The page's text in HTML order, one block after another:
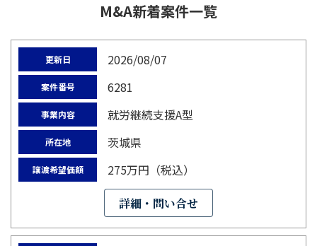
M&A新着案件一覧
更新日 2026/08/07
案件番号 6281
事業内容 就労継続支援A型
所在地 茨城県
譲渡希望価額 275万円（税込）
詳細・問い合せ